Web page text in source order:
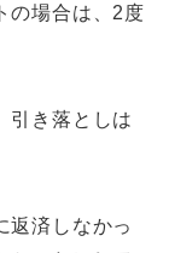
の場合は、2度
引き落としは
返済しなかっ